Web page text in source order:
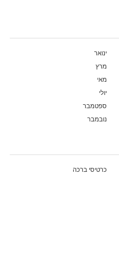
ינואר
מרץ
מאי
יולי
ספטמבר
נובמבר
כרטיסי ברכה